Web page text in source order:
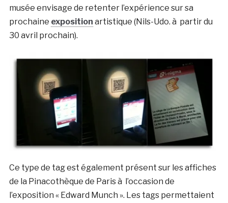
musée envisage de retenter l’expérience sur sa
prochaine exposition artistique (Nils-Udo. à partir du
30 avril prochain).
Ce type de tag est également présent sur les affiches
de la Pinacothèque de Paris à l’occasion de
l’exposition « Edward Munch ». Les tags permettaient